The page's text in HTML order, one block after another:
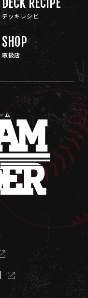
デッキレシピ
SHOP
取扱店